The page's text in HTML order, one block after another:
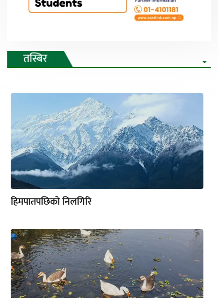
हिमपातपछिको निलगिरि